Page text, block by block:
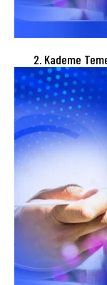
2. Kademe